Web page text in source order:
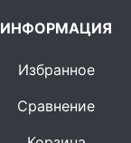
ИНФОРМАЦИЯ
Избранное
Сравнение